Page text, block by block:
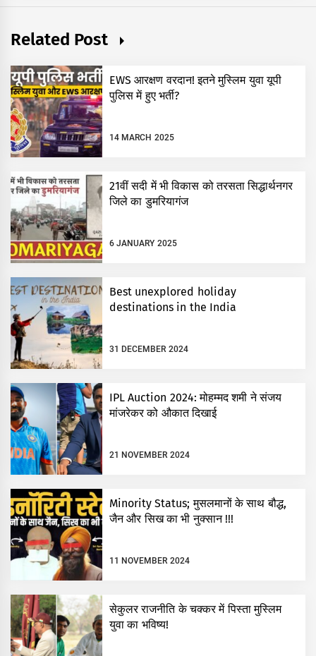
Related Post
EWS आरक्षण वरदान! इतने मुस्लिम युवा यूपी
पुलिस में हुए भर्ती?
14 MARCH 2025
21वीं सदी में भी विकास को तरसता सिद्धार्थनगर
जिले का डुमरियागंज
6 JANUARY 2025
Best unexplored holiday
destinations in the India
31 DECEMBER 2024
IPL Auction 2024: मोहम्मद शमी ने संजय
मांजरेकर को औकात दिखाई
21 NOVEMBER 2024
Minority Status; मुसलमानों के साथ बौद्ध,
जैन और सिख का भी नुक्सान !!!
11 NOVEMBER 2024
सेकुलर राजनीति के चक्कर में पिस्ता मुस्लिम
युवा का भविष्य!